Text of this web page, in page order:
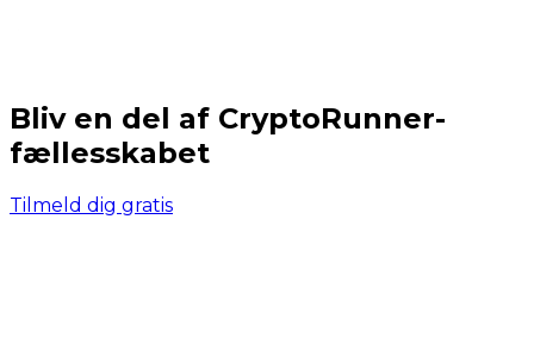
Bliv en del af CryptoRunner-
fællesskabet
Tilmeld dig gratis